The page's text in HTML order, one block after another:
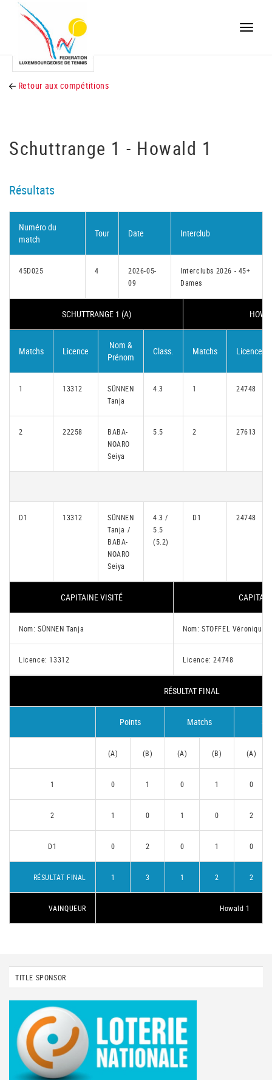
Toggle
Retour aux compétitions
Schuttrange 1 - Howald 1
Résultats
Numéro du
match
Tour Date Interclub
45D025 4
2026-05-
09
Interclubs 2026 - 45+
Dames
SCHUTTRANGE 1 (A)
Matchs Licence
Nom &
Prénom
Class. Matchs Licence
1 13312
SÜNNEN
Tanja
4.3 1 24748
2 22258
BABA-
NOARO
Seiya
5.5 2 27613
D1 13312
SÜNNEN
Tanja /
BABA-
NOARO
Seiya
4.3 /
5.5
(5.2)
D1 24748
CAPITAINE VISITÉ
Nom: SÜNNEN Tanja Nom: STOFFEL Véronique
Licence: 13312 Licence: 24748
RÉSULTAT FINAL
Points Matchs
(A) (B) (A) (B) (A)
1 0 1 0 1 0
2 1 0 1 0 2
D1 0 2 0 1 0
RÉSULTAT FINAL 1 3 1 2 2
VAINQUEUR Howald 1
TITLE SPONSOR